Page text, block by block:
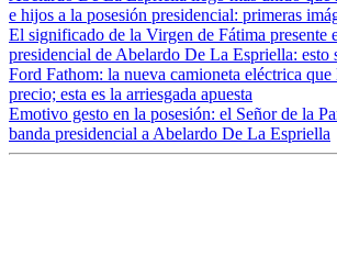
e hijos a la posesión presidencial: primeras
El significado de la Virgen de Fátima presente
presidencial de Abelardo De La Espriella: esto
Ford Fathom: la nueva camioneta eléctrica
precio; esta es la arriesgada apuesta
Emotivo gesto en la posesión: el Señor de la
banda presidencial a Abelardo De La Espriella